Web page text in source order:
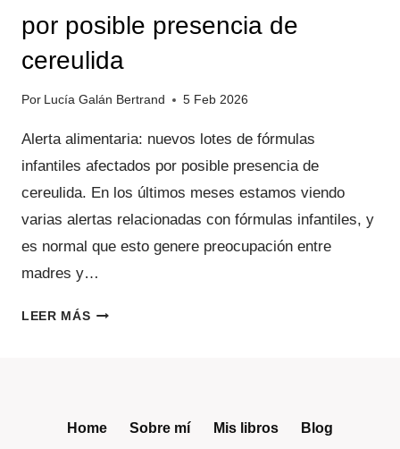
por posible presencia de
cereulida
Por Lucía Galán Bertrand 5 Feb 2026
Alerta alimentaria: nuevos lotes de fórmulas
infantiles afectados por posible presencia de
cereulida. En los últimos meses estamos viendo
varias alertas relacionadas con fórmulas infantiles, y
es normal que esto genere preocupación entre
madres y…
LEER MÁSALERTA
FÓRMULAS
Home Sobre mí Mis libros Blog